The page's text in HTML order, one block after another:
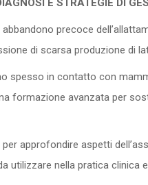
E STRATEGIE DI
precoce
di scarsa produzione di
spesso in contatto con
formazione avanzata per
approfondire aspetti
utilizzare nella pratica clinica